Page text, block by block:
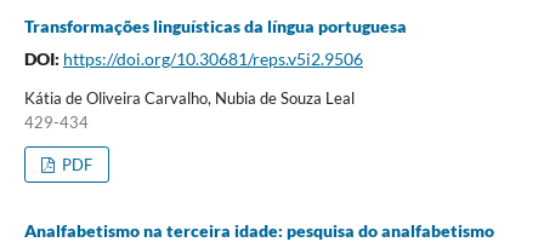
Transformações linguísticas da língua portuguesa
DOI: https://doi.org/10.30681/reps.v5i2.9506
Kátia de Oliveira Carvalho, Nubia de Souza Leal
429-434
PDF
Analfabetismo na terceira idade: pesquisa do analfabetismo